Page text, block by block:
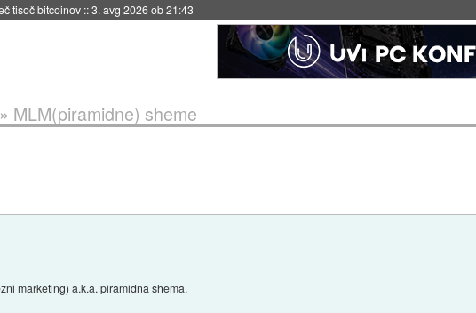
tisoč bitcoinov ::3. avg 2026 ob 21:43
MLM(piramidne) sheme
marketing) a.k.a. piramidna shema.